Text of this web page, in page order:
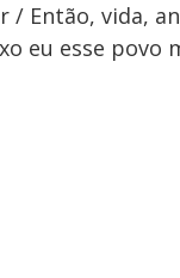
Então, vida,
eu esse povo